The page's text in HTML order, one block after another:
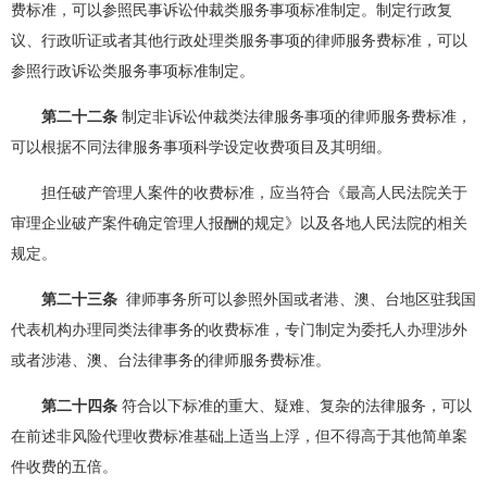
费标准，可以参照民事诉讼仲裁类服务事项标准制定。制定行政复
议、行政听证或者其他行政处理类服务事项的律师服务费标准，可以
参照行政诉讼类服务事项标准制定。
第二十二条 制定非诉讼仲裁类法律服务事项的律师服务费标准，
可以根据不同法律服务事项科学设定收费项目及其明细。
担任破产管理人案件的收费标准，应当符合《最高人民法院关于
审理企业破产案件确定管理人报酬的规定》以及各地人民法院的相关
规定。
第二十三条 律师事务所可以参照外国或者港、澳、台地区驻我国
代表机构办理同类法律事务的收费标准，专门制定为委托人办理涉外
或者涉港、澳、台法律事务的律师服务费标准。
第二十四条 符合以下标准的重大、疑难、复杂的法律服务，可以
在前述非风险代理收费标准基础上适当上浮，但不得高于其他简单案
件收费的五倍。